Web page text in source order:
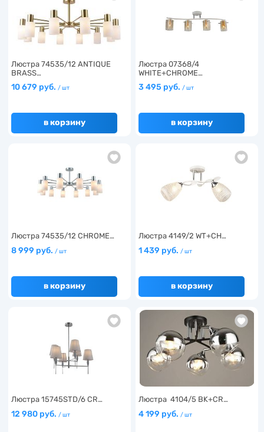
Люстра 74535/12 ANTIQUE
BRASS…
10 679 руб. / шт
в корзину
Люстра 07368/4
WHITE+CHROME…
3 495 руб. / шт
в корзину
Люстра 74535/12 CHROME…
8 999 руб. / шт
в корзину
Люстра 4149/2 WT+CH…
1 439 руб. / шт
в корзину
Люстра 15745STD/6 CR…
12 980 руб. / шт
Люстра 4104/5 BK+CR…
4 199 руб. / шт